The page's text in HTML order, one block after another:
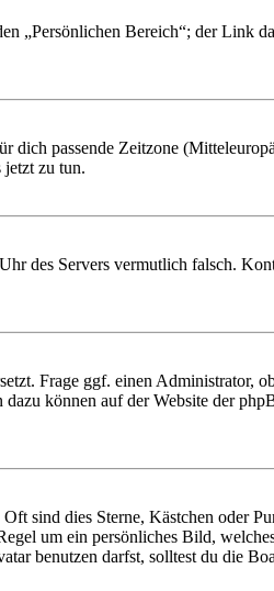
„Persönlichen Bereich“; der Link
dich passende Zeitzone
jetzt zu tun.
des Servers vermutlich falsch.
Frage ggf. einen Administrator,
können auf der Website der
sind dies Sterne, Kästchen oder
um ein persönliches Bild,
benutzen darfst, solltest du die